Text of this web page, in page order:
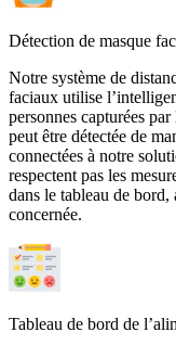
Détection de masque
Notre système de
faciaux utilise
personnes capturées
peut être détectée de
connectées à notre
respectent pas les
dans le tableau de
concernée.
Tableau de bord de